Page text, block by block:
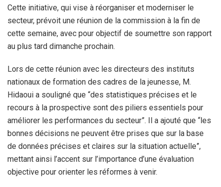
Cette initiative, qui vise à réorganiser et moderniser le
secteur, prévoit une réunion de la commission à la fin de
cette semaine, avec pour objectif de soumettre son rapport
au plus tard dimanche prochain.
Lors de cette réunion avec les directeurs des instituts
nationaux de formation des cadres de la jeunesse, M.
Hidaoui a souligné que “des statistiques précises et le
recours à la prospective sont des piliers essentiels pour
améliorer les performances du secteur”. Il a ajouté que “les
bonnes décisions ne peuvent être prises que sur la base
de données précises et claires sur la situation actuelle”,
mettant ainsi l’accent sur l’importance d’une évaluation
objective pour orienter les réformes à venir.